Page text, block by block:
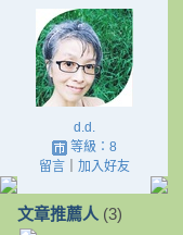
d.d.
等級：8
留言｜ 加入好友
文章推薦人 (3)